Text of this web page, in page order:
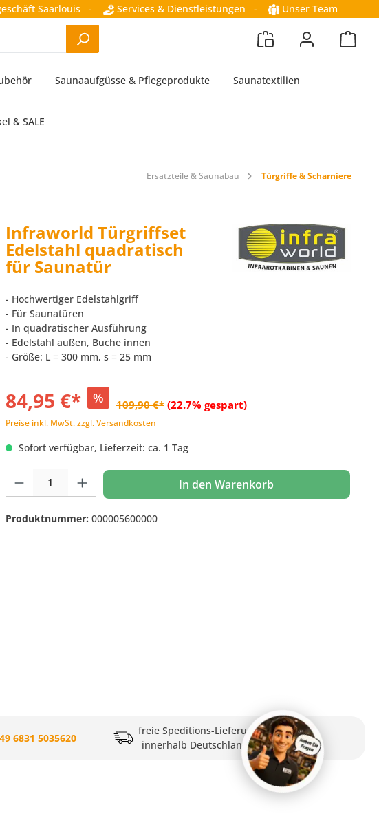
Saarlouis - Services & Dienstleistungen - Unser Team
Saunaaufgüsse & Pflegeprodukte Saunatextilien
& SALE
Ersatzteile & Saunabau Türgriffe & Scharniere
Infraworld Türgriffset
Edelstahl quadratisch
für Saunatür
- Hochwertiger Edelstahlgriff
- Für Saunatüren
- In quadratischer Ausführung
- Edelstahl außen, Buche innen
- Größe: L = 300 mm, s = 25 mm
84,95 €* % 109,90 €* (22.7% gespart)
Preise inkl. MwSt. zzgl. Versandkosten
Sofort verfügbar, Lieferzeit: ca. 1 Tag
Produkt Anzahl: Gib den gewünschten Wert ein oder benutze die Schaltflächen um die
In den Warenkorb
Produktnummer: 000005600000
6831 5035620
freie Speditions-Lieferung
innerhalb Deutschlands